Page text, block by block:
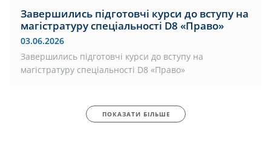
Завершились підготовчі курси до вступу на
магістратуру спеціальності D8 «Право»
03.06.2026
Завершились підготовчі курси до вступу на
магістратуру спеціальності D8 «Право»
ПОКАЗАТИ БІЛЬШЕ